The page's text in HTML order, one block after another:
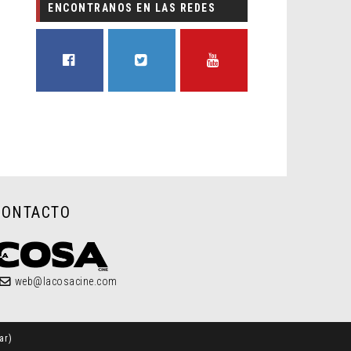
ENCONTRANOS EN LAS REDES
web@lacosacine.com
)